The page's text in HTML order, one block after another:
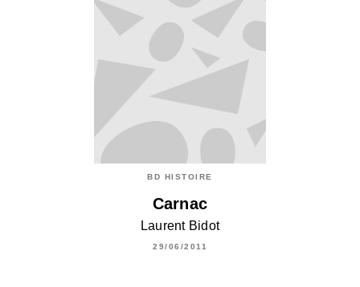
BD HISTOIRE
Carnac
Laurent Bidot
29/06/2011